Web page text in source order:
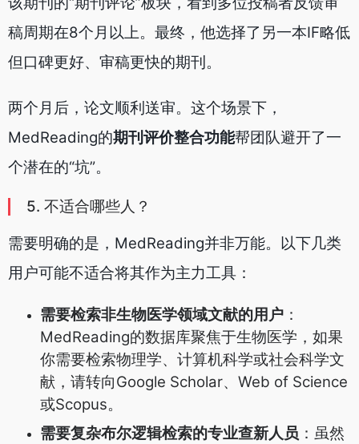
稿周期在8个月以上。最终，他选择了另一本IF略低
但口碑更好、审稿更快的期刊。
两个月后，论文顺利送审。这个场景下，
MedReading的期刊评价整合功能帮团队避开了一
个潜在的“坑”。
5. 不适合哪些人？
需要明确的是，MedReading并非万能。以下几类
用户可能不适合将其作为主力工具：
需要检索非生物医学领域文献的用户 ：
MedReading的数据库聚焦于生物医学，如果
你需要检索物理学、计算机科学或社会科学文
献，请转向Google Scholar、Web of Science
或Scopus。
需要复杂布尔逻辑检索的专业查新人员 ：虽然